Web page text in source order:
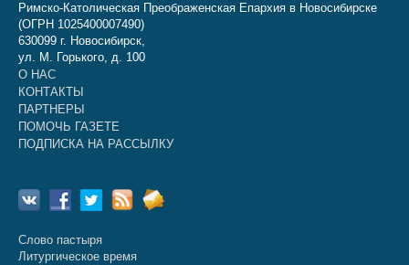
Римско-Католическая Преображенская Епархия в Новосибирске
(ОГРН 1025400007490)
630099 г. Новосибирск,
ул. М. Горького, д. 100
О НАС
КОНТАКТЫ
ПАРТНЕРЫ
ПОМОЧЬ ГАЗЕТЕ
ПОДПИСКА НА РАССЫЛКУ
Слово пастыря
Литургическое время